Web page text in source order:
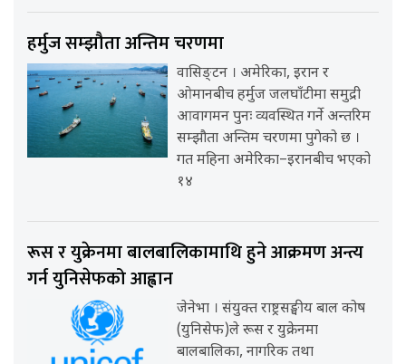
हर्मुज सम्झौता अन्तिम चरणमा
वासिङ्टन । अमेरिका, इरान र
ओमानबीच हर्मुज जलघाँटीमा समुद्री
आवागमन पुनः व्यवस्थित गर्ने अन्तरिम
सम्झौता अन्तिम चरणमा पुगेको छ ।
गत महिना अमेरिका–इरानबीच भएको
१४
रूस र युक्रेनमा बालबालिकामाथि हुने आक्रमण अन्त्य
गर्न युनिसेफको आह्वान
जेनेभा । संयुक्त राष्ट्रसङ्घीय बाल कोष
(युनिसेफ)ले रूस र युक्रेनमा
बालबालिका, नागरिक तथा